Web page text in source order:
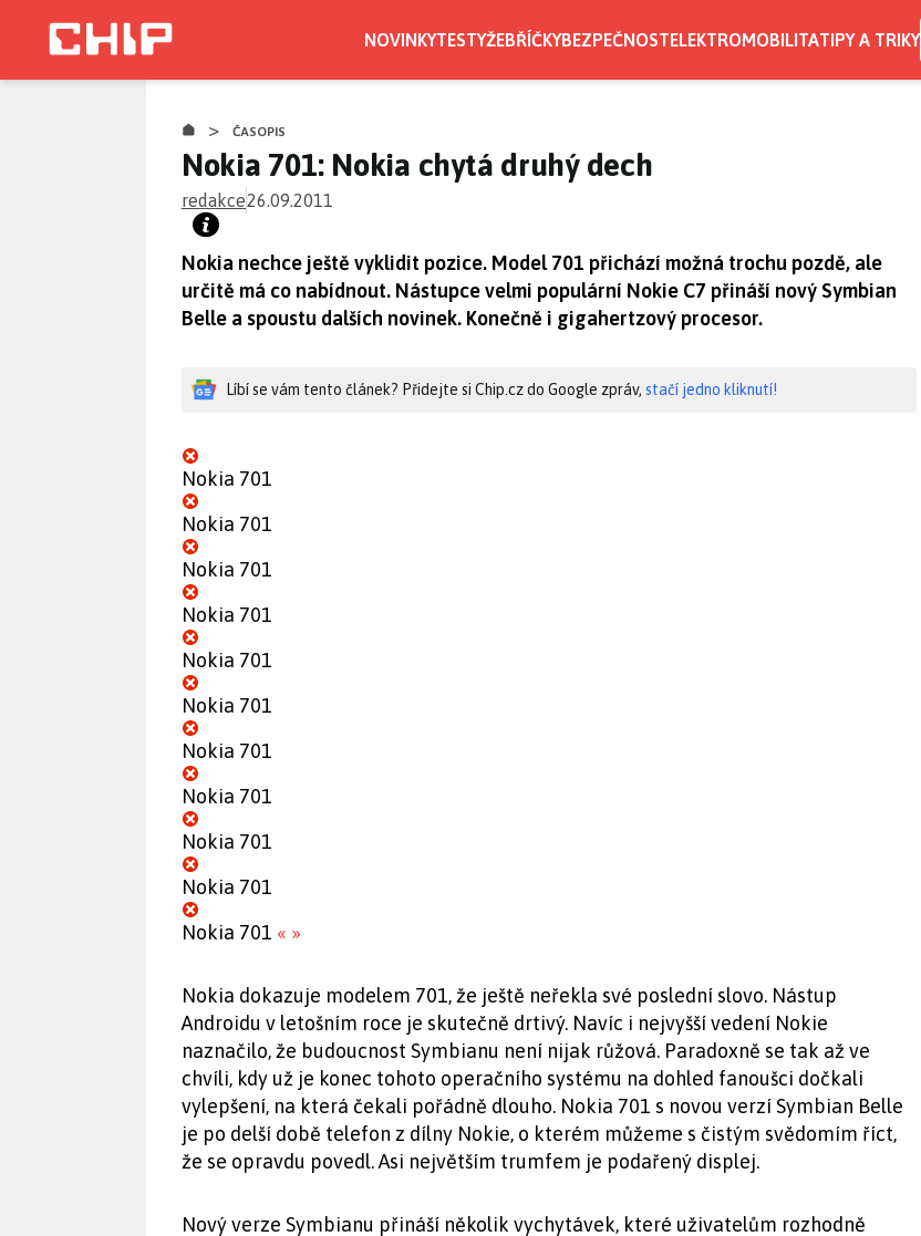
NOVINKYTESTYŽEBŘÍČKYBEZPEČNOSTELEKTROMOBILITATIPY A TRIKY
> ČASOPIS
Nokia 701: Nokia chytá druhý dech
redakce26.09.2011
Nokia nechce ještě vyklidit pozice. Model 701 přichází možná trochu pozdě, ale
určitě má co nabídnout. Nástupce velmi populární Nokie C7 přináší nový Symbian
Belle a spoustu dalších novinek. Konečně i gigahertzový procesor.
Líbí se vám tento článek? Přidejte si Chip.cz do Google zpráv, stačí jedno kliknutí!
Nokia 701
Nokia 701
Nokia 701
Nokia 701
Nokia 701
Nokia 701
Nokia 701
Nokia 701
Nokia 701
Nokia 701
Nokia 701 « »
Nokia dokazuje modelem 701, že ještě neřekla své poslední slovo. Nástup
Androidu v letošním roce je skutečně drtivý. Navíc i nejvyšší vedení Nokie
naznačilo, že budoucnost Symbianu není nijak růžová. Paradoxně se tak až ve
chvíli, kdy už je konec tohoto operačního systému na dohled fanoušci dočkali
vylepšení, na která čekali pořádně dlouho. Nokia 701 s novou verzí Symbian Belle
je po delší době telefon z dílny Nokie, o kterém můžeme s čistým svědomím říct,
že se opravdu povedl. Asi největším trumfem je podařený displej.
Nový verze Symbianu přináší několik vychytávek, které uživatelům rozhodně